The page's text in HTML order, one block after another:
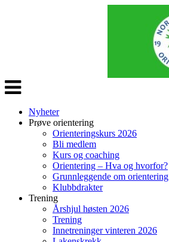
Veksle
navigasjon
Nyheter
Prøve orientering
Orienteringskurs 2026
Bli medlem
Kurs og coaching
Orientering – Hva og hvorfor?
Grunnleggende om orientering
Klubbdrakter
Trening
Årshjul høsten 2026
Trening
Innetreninger vinteren 2026